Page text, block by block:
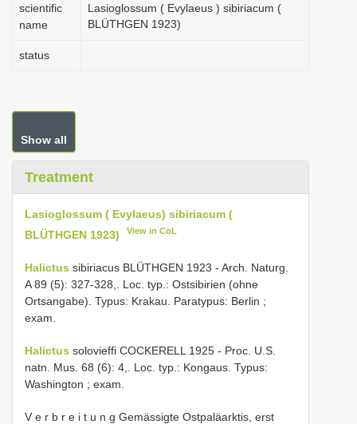
scientific
name
Lasioglossum ( Evylaeus ) sibiriacum (
BLÜTHGEN 1923)
status
Show all
Treatment
Lasioglossum ( Evylaeus) sibiriacum (
BLÜTHGEN 1923)
View in CoL
Halictus sibiriacus BLÜTHGEN 1923 - Arch. Naturg.
A 89 (5): 327-328,. Loc. typ.: Ostsibirien (ohne
Ortsangabe). Typus: Krakau. Paratypus: Berlin ;
exam.
Halictus solovieffi COCKERELL 1925 - Proc. U.S.
natn. Mus. 68 (6): 4,. Loc. typ.: Kongaus. Typus:
Washington ; exam.
V e r b r e i t u n g Gemässigte Ostpaläarktis, erst